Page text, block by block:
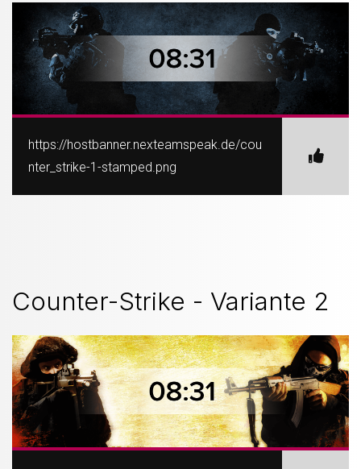
https://hostbanner.nexteamspeak.de/cou
nter_strike-1-stamped.png
Counter-Strike - Variante 2